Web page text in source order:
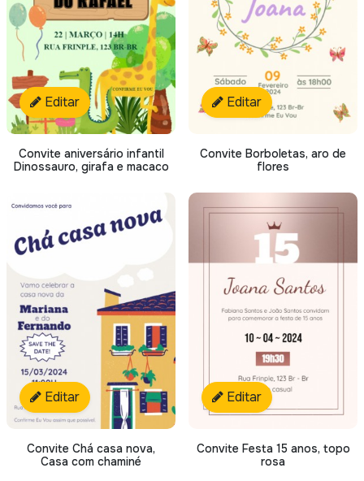
Editar
Convite aniversário infantil
Dinossauro, girafa e macaco
Editar
Convite Borboletas, aro de
flores
Editar
Convite Chá casa nova,
Casa com chaminé
Editar
Convite Festa 15 anos, topo
rosa